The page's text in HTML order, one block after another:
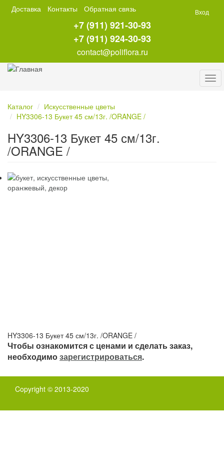
Перейти
Доставка Контакты Обратная связь
+7 (911) 921-30-93
+7 (911) 924-30-93
contact@poliflora.ru
Вход
Каталог
Искусственные цветы
HY3306-13 Букет 45 см/13г. /ORANGE /
HY3306-13 Букет 45 см/13г.
/ORANGE /
HY3306-13 Букет 45 см/13г. /ORANGE /
Чтобы ознакомится с ценами и сделать заказ,
необходимозарегистрироваться.
Copyright © 2013-2020